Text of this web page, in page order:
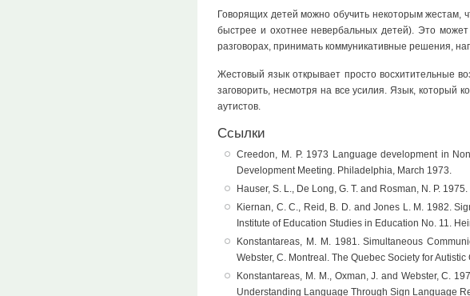
Говорящих детей можно обучить некоторым жестам,
быстрее и охотнее невербальных детей). Это
разговорах, принимать коммуникативные решения,
Жестовый язык открывает просто восхитительные
заговорить, несмотря на все усилия. Язык, который
аутистов.
Ссылки
Creedon, M. P. 1973 Language development in
Development Meeting. Philadelphia, March 1973.
Hauser, S. L., De Long, G. T. and Rosman, N. P.
Kiernan, C. C., Reid, B. D. and Jones L. M. 1982.
Institute of Education Studies in Education No. 11.
Konstantareas, M. M. 1981. Simultaneous
Webster, C. Montreal. The Quebec Society for Autistic
Konstantareas, M. M., Oxman, J. and Webster, C.
Understanding Language Through Sign Language